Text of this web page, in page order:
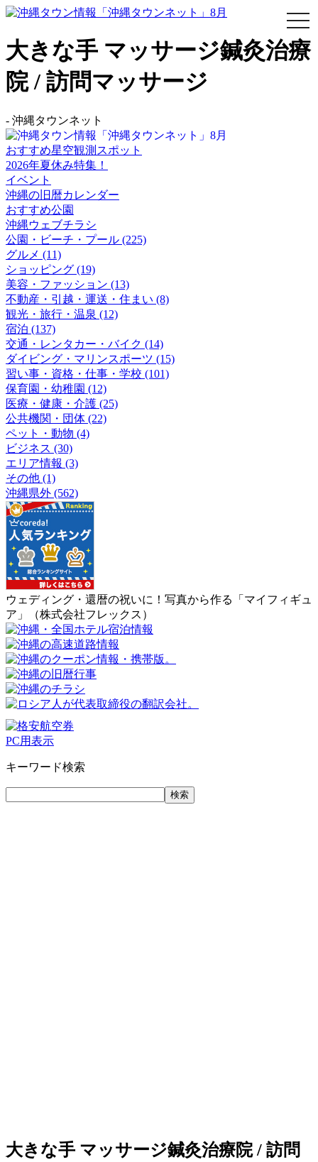
大きな手 マッサージ鍼灸治療
院 / 訪問マッサージ
- 沖縄タウンネット
おすすめ星空観測スポット
2026年夏休み特集！
イベント
沖縄の旧暦カレンダー
おすすめ公園
沖縄ウェブチラシ
公園・ビーチ・プール (225)
グルメ (11)
ショッピング (19)
美容・ファッション (13)
不動産・引越・運送・住まい (8)
観光・旅行・温泉 (12)
宿泊 (137)
交通・レンタカー・バイク (14)
ダイビング・マリンスポーツ (15)
習い事・資格・仕事・学校 (101)
保育園・幼稚園 (12)
医療・健康・介護 (25)
公共機関・団体 (22)
ペット・動物 (4)
ビジネス (30)
エリア情報 (3)
その他 (1)
沖縄県外 (562)
ウェディング・還暦の祝いに！写真から作る「マイフィギュ
ア」（株式会社フレックス）
PC用表示
キーワード検索
大きな手 マッサージ鍼灸治療院 / 訪問